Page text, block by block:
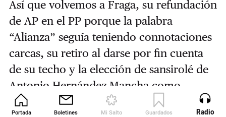
Portada Boletines Mi Salto Guardados Revista
Así que volvemos a Fraga, su refundación
de AP en el PP porque la palabra
“Alianza” seguía teniendo connotaciones
carcas, su retiro al darse por fin cuenta
de su techo y la elección de sansirolé de
Antonio Hernández Mancha como
presidente de la cosa PP, la elección
Radio